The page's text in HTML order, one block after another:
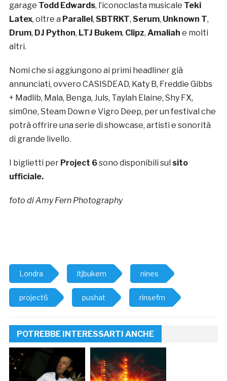
garage Todd Edwards, l’iconoclasta musicale Teki
Latex, oltre a Parallel , SBTRKT, Serum, Unknown T,
Drum, DJ Python, LTJ Bukem, Clipz, Amaliah e molti
altri.
Nomi che si aggiungono ai primi headliner già
annunciati, ovvero CASISDEAD, Katy B, Freddie Gibbs
+ Madlib, Mala, Benga, Juls, Taylah Elaine, Shy FX,
sim0ne, Steam Down e Vigro Deep, per un festival che
potrà offrire una serie di showcase, artisti e sonorità
di grande livello.
I biglietti per Project 6sono disponibili sul sito
ufficiale.
foto di Amy Fern Photography
Londra ltjbukem nines
project6 pushat rinsefm
POTREBBE INTERESSARTI ANCHE